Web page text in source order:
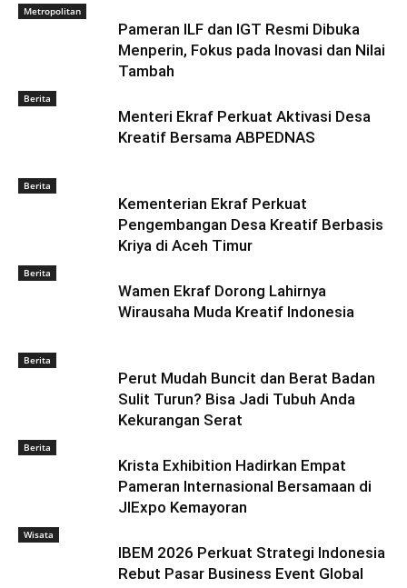
Metropolitan
Pameran ILF dan IGT Resmi Dibuka
Menperin, Fokus pada Inovasi dan Nilai
Tambah
Berita
Menteri Ekraf Perkuat Aktivasi Desa
Kreatif Bersama ABPEDNAS
Berita
Kementerian Ekraf Perkuat
Pengembangan Desa Kreatif Berbasis
Kriya di Aceh Timur
Berita
Wamen Ekraf Dorong Lahirnya
Wirausaha Muda Kreatif Indonesia
Berita
Perut Mudah Buncit dan Berat Badan
Sulit Turun? Bisa Jadi Tubuh Anda
Kekurangan Serat
Berita
Krista Exhibition Hadirkan Empat
Pameran Internasional Bersamaan di
JIExpo Kemayoran
Wisata
IBEM 2026 Perkuat Strategi Indonesia
Rebut Pasar Business Event Global